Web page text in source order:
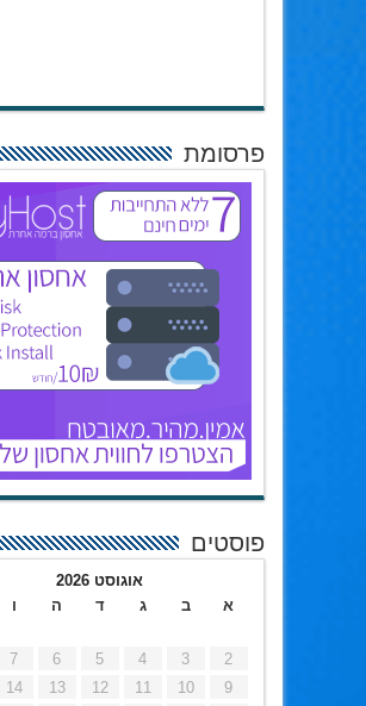
פרסומת
פוסטים
אוגוסט 2026
א
ב ג ד ה ו
2
3
4
5
6
7
9
10
11
12
13
14